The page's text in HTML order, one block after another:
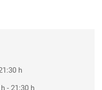
h
- 21:30 h